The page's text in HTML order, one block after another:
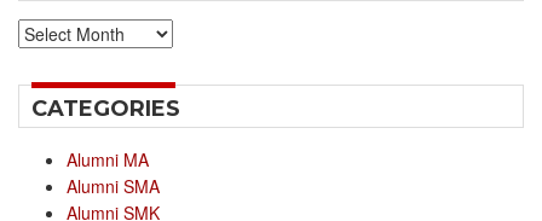
Archives
CATEGORIES
Alumni MA
Alumni SMA
Alumni SMK